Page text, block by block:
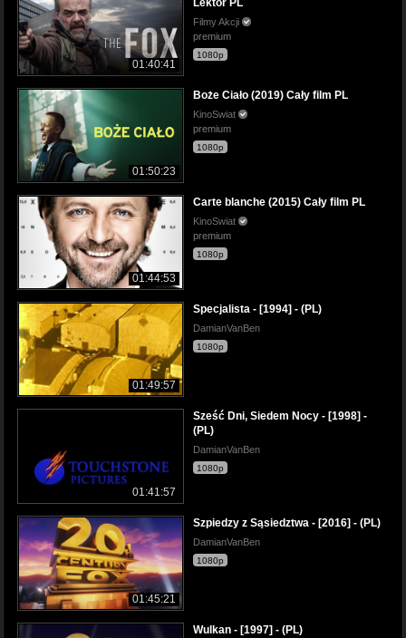
01:40:41
Filmy Akcji
premium
1080p
01:50:23
Boże Ciało (2019) Cały film PL
KinoSwiat
premium
1080p
01:44:53
Carte blanche (2015) Cały film PL
KinoSwiat
premium
1080p
01:49:57
Specjalista - [1994] - (PL)
DamianVanBen
1080p
01:41:57
Sześć Dni, Siedem Nocy - [1998] -
(PL)
DamianVanBen
1080p
01:45:21
Szpiedzy z Sąsiedztwa - [2016] - (PL)
DamianVanBen
1080p
Wulkan - [1997] - (PL)